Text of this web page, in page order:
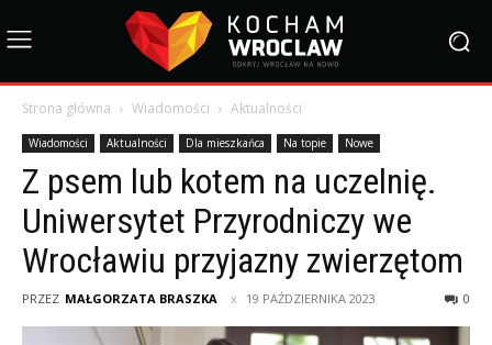
Strona główna Wiadomości Aktualności
Wiadomości Aktualności Dla mieszkańca Na topie Nowe
Z psem lub kotem na uczelnię.
Uniwersytet Przyrodniczy we
Wrocławiu przyjazny zwierzętom
PRZEZ MAŁGORZATA BRASZKA 19 PAŹDZIERNIKA 2023 0